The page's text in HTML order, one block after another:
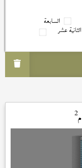
السابعة
الثانية عشر
2